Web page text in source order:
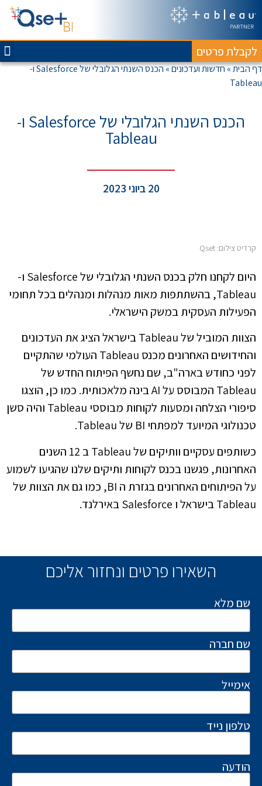
לקבלת פרטים
דף הבית»חדשות ועדכונים»
הכנס השנתי הגלובלי של Salesforce ו-
Tableau
הכנס השנתי הגלובלי של Salesforce ו-
Tableau
20 ביוני 2023
קרדיט צילום: Qset
היום לקחנו חלק בכנס השנתי הגלובלי של Salesforce ו-
Tableau, בהשתתפות מאות מנהלות ומנהלים בכל תחומי
הפעילות העסקית במשק הישראלי.
הצוות המוביל של Tableau בישראל הציג את העדכונים
והחידושים האחרונים מכנס Tableau העולמי שהתקיים
לפני כחודש בארה"ב, שם נחשף הפיתוח החדש של
Tableau המבוסס על AI בינה מלאכותית. כמו כן, הוצגו
סיפורי הצלחה ומסעות לקוחות מבוססי Tableau והיה סשן
טכנולוגי המיועד למפתחי BI של Tableau.
כשותפים עסקיים וותיקים של Tableau ב 12 השנים
האחרונות, פגשנו בכנס לקוחות ותיקים שלנו שהגיעו לשמוע
על הפיתוחים האחרונים בגזרת ה BI, כמו גם את הצוות של
Tableau בישראל ו Salesforce באירלנד.
השאירו פרטים ונחזור אליכם
שם מלא
שם חברה
אימייל
טלפון נייד
הודעה